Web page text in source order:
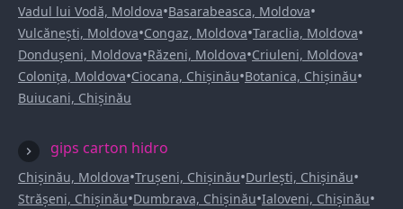
Vadul lui Vodă, Moldova•Basarabeasca, Moldova•
Vulcănești, Moldova•Congaz, Moldova•Taraclia, Moldova•
Dondușeni, Moldova•Răzeni, Moldova•Criuleni, Moldova•
Colonița, Moldova•Ciocana, Chișinău•Botanica, Chișinău•
Buiucani, Chișinău
gips carton hidro
Chișinău, Moldova•Trușeni, Chișinău•Durlești, Chișinău•
Strășeni, Chișinău•Dumbrava, Chișinău•Ialoveni, Chișinău•